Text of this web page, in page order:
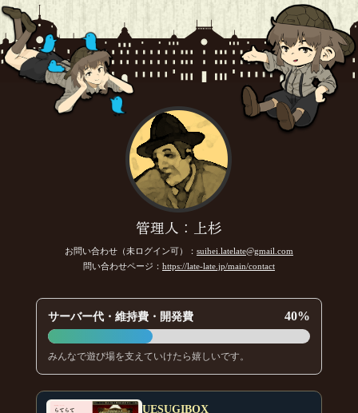
管理人：上杉
お問い合わせ（未ログイン可）： suihei.latelate@gmail.com
問い合わせページ： https://late-late.jp/main/contact
サーバー代・維持費・開発費 40%
みんなで遊び場を支えていけたら嬉しいです。
UESUGIBOX